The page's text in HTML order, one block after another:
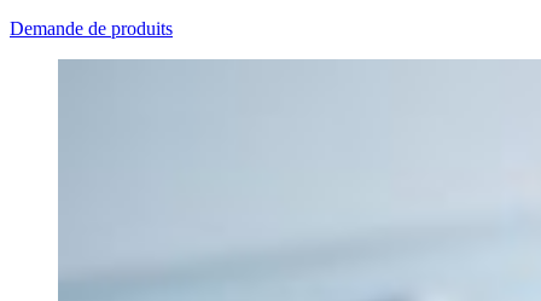
Demande de produits